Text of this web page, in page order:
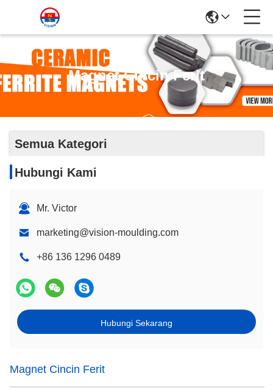
Magnet Cincin Ferit
Semua Kategori
Hubungi Kami
Mr. Victor
marketing@vision-moulding.com
+86 136 1296 0489
Hubungi Sekarang
Magnet Cincin Ferit